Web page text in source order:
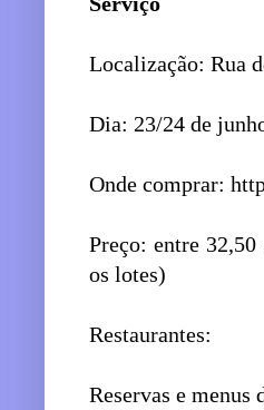
Localização: Rua
Dia: 23/24 de
Onde comprar:
Preço: entre
os lotes)
Restaurantes:
Reservas e